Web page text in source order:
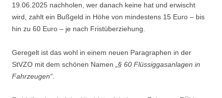
19.06.2025 nachholen, wer danach keine hat und erwischt
wird, zahlt ein Bußgeld in Höhe von mindestens 15 Euro – bis
hin zu 60 Euro – je nach Fristüberziehung.
Geregelt ist das wohl in einem neuen Paragraphen in der
StVZO mit dem schönen Namen
„§ 60 Flüssiggasanlagen in
Fahrzeugen“